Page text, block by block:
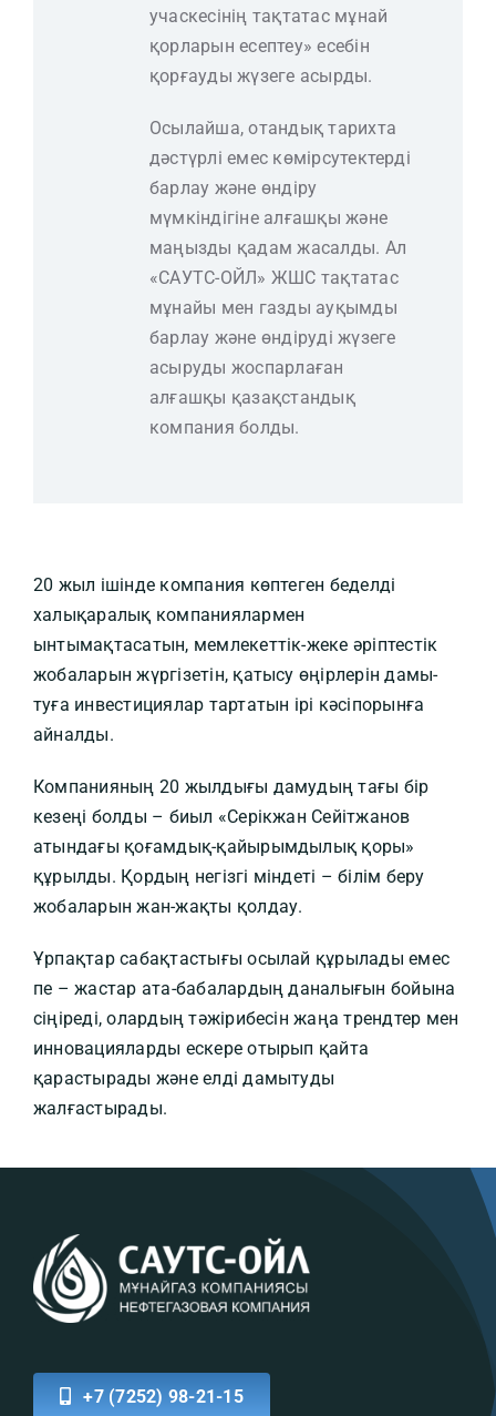
учаскесінің тақтатас мұнай
қорларын есептеу» есебін
қорғауды жүзеге асырды.
Осылайша, отандық тарихта
дәстүрлі емес көмірсутектерді
барлау және өндіру
мүмкіндігіне алғашқы және
маңызды қадам жасалды. Ал
«САУТС-ОЙЛ» ЖШС тақтатас
мұнайы мен газды ауқымды
барлау және өндіруді жүзеге
асыруды жоспарлаған
алғашқы қазақстандық
компания болды.
20 жыл ішінде компания көптеген беделді
халықаралық компаниялармен
ынтымақтасатын, мемлекеттік-жеке әріптестік
жобаларын жүргізетін, қатысу өңірлерін дамы-
туға инвестициялар тартатын ірі кәсіпорынға
айналды.
Компанияның 20 жылдығы дамудың тағы бір
кезеңі болды – биыл «Серікжан Сейітжанов
атындағы қоғамдық-қайырымдылық қоры»
құрылды. Қордың негізгі міндеті – білім беру
жобаларын жан-жақты қолдау.
Ұрпақтар сабақтастығы осылай құрылады емес
пе – жастар ата-бабалардың даналығын бойына
сіңіреді, олардың тәжірибесін жаңа трендтер мен
инновацияларды ескере отырып қайта
қарастырады және елді дамытуды
жалғастырады.
+7 (7252) 98-21-15